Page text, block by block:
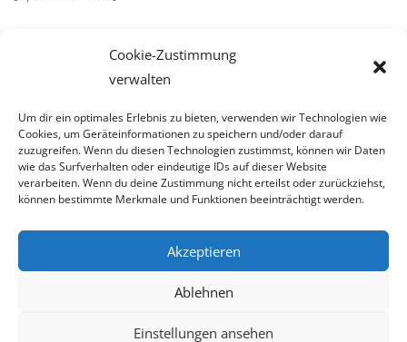
Cookie-Zustimmung
verwalten
Um dir ein optimales Erlebnis zu bieten, verwenden wir Technologien wie
Cookies, um Geräteinformationen zu speichern und/oder darauf
zuzugreifen. Wenn du diesen Technologien zustimmst, können wir Daten
wie das Surfverhalten oder eindeutige IDs auf dieser Website
verarbeiten. Wenn du deine Zustimmung nicht erteilst oder zurückziehst,
können bestimmte Merkmale und Funktionen beeinträchtigt werden.
Akzeptieren
Ablehnen
Einstellungen ansehen
PRODUKTKATEGORIEN
Kategorie auswählen